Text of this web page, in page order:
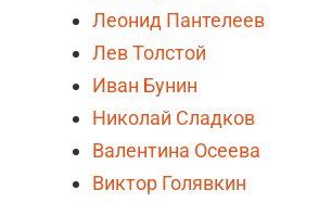
Леонид Пантелеев
Лев Толстой
Иван Бунин
Николай Сладков
Валентина Осеева
Виктор Голявкин